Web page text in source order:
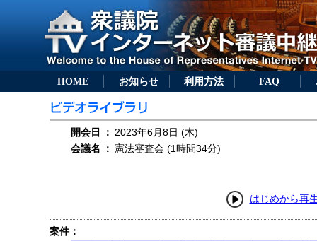
HOME お知らせ 利用方法 FAQ
開会日 ： 2023年6月8日 (木)
会議名
： 憲法審査会 (1時間34分)
はじめから再
案件：